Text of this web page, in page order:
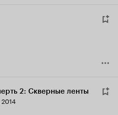
2: Скверные ленты
2014